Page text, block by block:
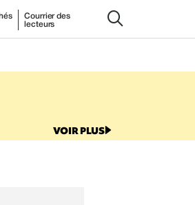
Courrier des
lecteurs
VOIR PLUS